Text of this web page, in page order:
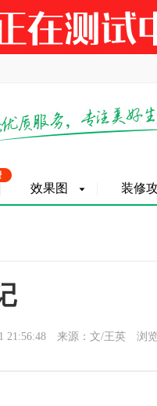
效果图 装修
21:56:48 来源：文/王英 浏